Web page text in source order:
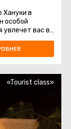
Хануки в
особой
увлечет вас в
«Tourist class»